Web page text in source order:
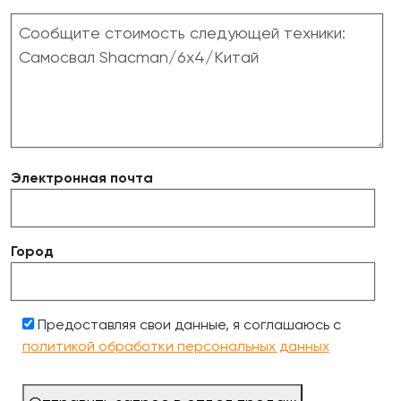
Электронная почта
Город
Предоставляя свои данные, я соглашаюсь с
политикой обработки персональных данных